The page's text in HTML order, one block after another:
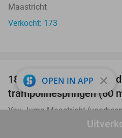
Maastricht
Verkocht: 173
18 holes GlowGolf +
trampolinespringen (60
You Jump Maastricht
OPEN IN APP close